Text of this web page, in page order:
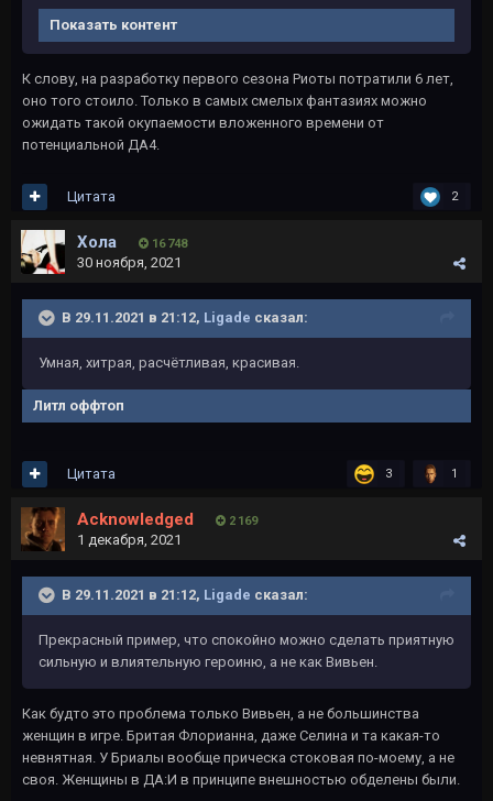
Показать контент
К слову, на разработку первого сезона Риоты потратили 6 лет,
оно того стоило. Только в самых смелых фантазиях можно
ожидать такой окупаемости вложенного времени от
потенциальной ДА4.
2
Цитата
Хола 16 748
30 ноября, 2021
В 29.11.2021 в 21:12, Ligade сказал:
Умная, хитрая, расчётливая, красивая.
Литл оффтоп
3 1
Цитата
Acknowledged 2 169
1 декабря, 2021
В 29.11.2021 в 21:12, Ligade сказал:
Прекрасный пример, что спокойно можно сделать приятную
сильную и влиятельную героиню, а не как Вивьен.
Как будто это проблема только Вивьен, а не большинства
женщин в игре. Бритая Флорианна, даже Селина и та какая-то
невнятная. У Бриалы вообще прическа стоковая по-моему, а не
своя. Женщины в ДА:И в принципе внешностью обделены были.